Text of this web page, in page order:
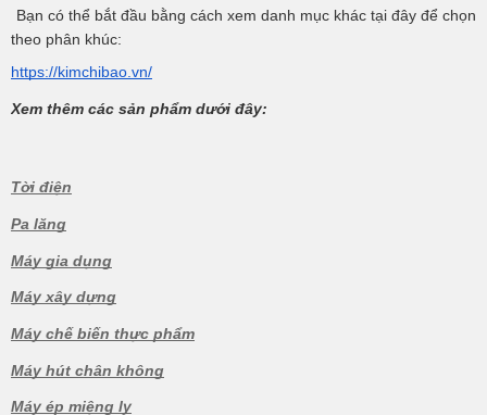
Bạn có thể bắt đầu bằng cách xem danh mục khác tại đây để chọn
theo phân khúc:
https://kimchibao.vn/
Xem thêm các sản phẩm dưới đây:
Tời điện
Pa lăng
Máy gia dụng
Máy xây dựng
Máy chế biến thực phẩm
Máy hút chân không
Máy ép miệng ly